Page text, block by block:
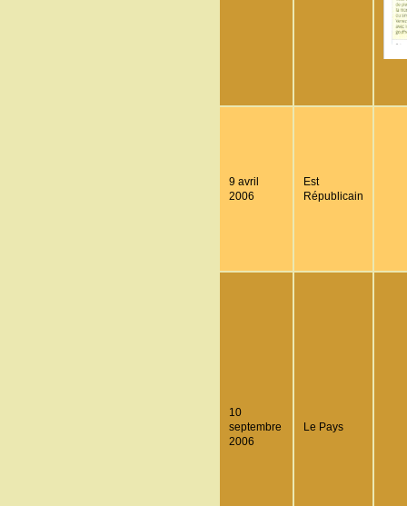
9 avril
2006
Est
Républicain
10
septembre
2006
Le Pays